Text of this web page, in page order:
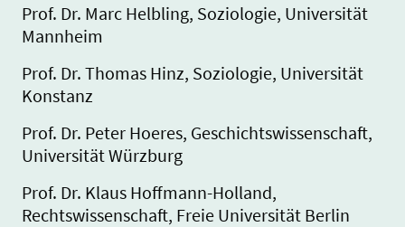
Prof. Dr. Marc Helbling, Soziologie, Universität
Mannheim
Prof. Dr. Thomas Hinz, Soziologie, Universität
Konstanz
Prof. Dr. Peter Hoeres, Geschichtswissenschaft,
Universität Würzburg
Prof. Dr. Klaus Hoffmann-Holland,
Rechtswissenschaft, Freie Universität Berlin